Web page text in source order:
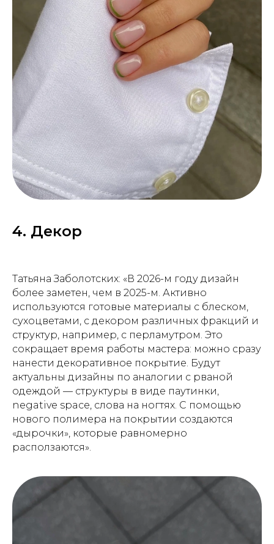
4. Декор
Татьяна Заболотских: «В 2026-м году дизайн
более заметен, чем в 2025-м. Активно
используются готовые материалы с блеском,
сухоцветами, с декором различных фракций и
структур, например, с перламутром. Это
сокращает время работы мастера: можно сразу
нанести декоративное покрытие. Будут
актуальны дизайны по аналогии с рваной
одеждой — структуры в виде паутинки,
negative space, слова на ногтях. С помощью
нового полимера на покрытии создаются
«дырочки», которые равномерно
расползаются».